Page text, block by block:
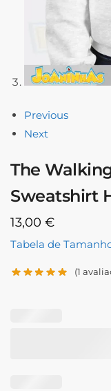
Previous
Next
The
Sweatshirt
13,00 €
Tabela de
(1